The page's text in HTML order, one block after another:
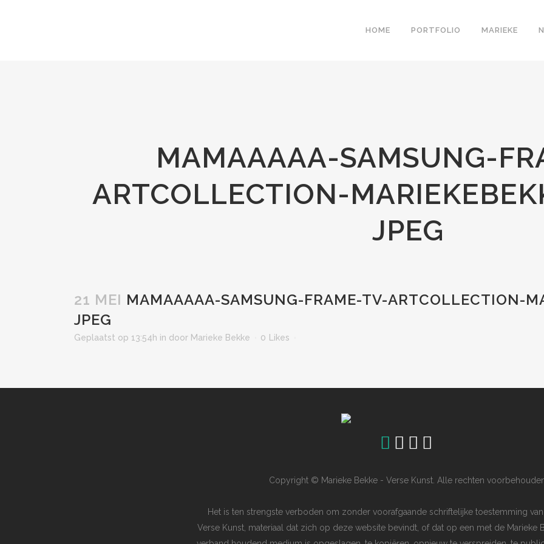
HOME PORTFOLIO MARIEKE
MAMAAAAA-SAMSUNG-
ARTCOLLECTION-
JPEG
21 MEI MAMAAAAA-SAMSUNG-FRAME-TV-ARTCOLLECTION-
JPEG
Geplaatst op 13:54h in door Marieke Bekke 0 Likes
Copyright © Marieke Bekke - Verse Kunst. Alle rechten
Het is ten strengste verboden om zonder voorafgaande schriftelijke toestemming
Verse Kunst, materiaal dat zich op deze website bevindt, of dat op een met de Marieke